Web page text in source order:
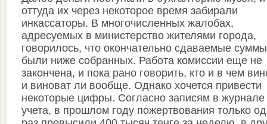
оттуда их через некоторое время забирали
инкассаторы. В многочисленных жалобах,
адресуемых в министерство жителями города,
говорилось, что окончательно сдаваемые суммы
были ниже собранных. Работа комиссии еще не
закончена, и пока рано говорить, кто и в чем
и виноват ли вообще. Однако хочется привести
некоторые цифры. Согласно записям в журнале
учета, в прошлом году пожертвования только